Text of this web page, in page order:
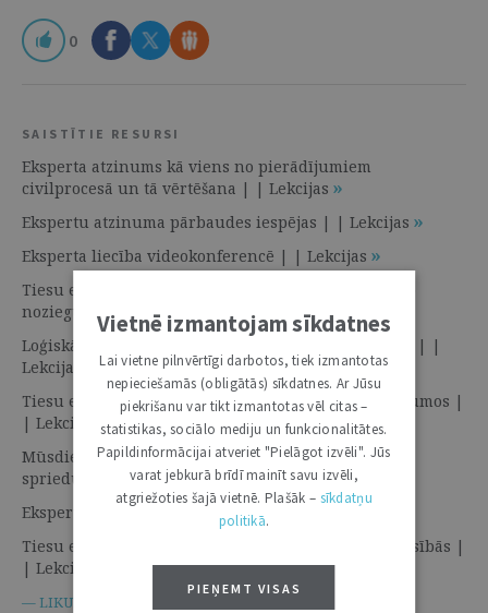
0
SAISTĪTIE RESURSI
Eksperta atzinums kā viens no pierādījumiem
civilprocesā un tā vērtēšana | | Lekcijas
Ekspertu atzinuma pārbaudes iespējas | | Lekcijas
Eksperta liecība videokonferencē | | Lekcijas
Tiesu eksperta atzinuma kā pierādījuma vērtība: no
nozieguma vietas līdz tiesai | | Lekcijas
Loģiskā analīze un novērtējoša atzinuma sniegšana | |
Lekcijas
Tiesu ekspertīzes secinājumu vērtība tiesas spriedumos |
| Lekcijas
Mūsdienīga eksperta atzinuma analīze – taisnīgs
spriedums | | Lekcijas
Ekspertīze kriminālprocesā | | Lekcijas
Tiesu ekspertu iesaiste un nozīmība Vācijas civiltiesībās |
| Lekcijas
— LIKUMI.LV — Tiesu ekspertu likums
Vietnē izmantojam sīkdatnes
Lai vietne pilnvērtīgi darbotos, tiek izmantotas
nepieciešamās (obligātās) sīkdatnes. Ar Jūsu
piekrišanu var tikt izmantotas vēl citas –
statistikas, sociālo mediju un funkcionalitātes.
Papildinformācijai atveriet "Pielāgot izvēli". Jūs
varat jebkurā brīdī mainīt savu izvēli,
atgriežoties šajā vietnē. Plašāk – sīkdatņu
politikā.
PIEŅEMT VISAS